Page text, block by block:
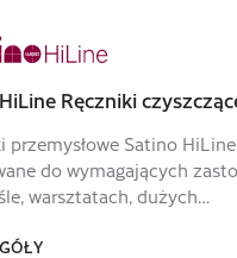
Ręczniki
przemysłowe Satino
do wymagających
warsztatach, dużych…